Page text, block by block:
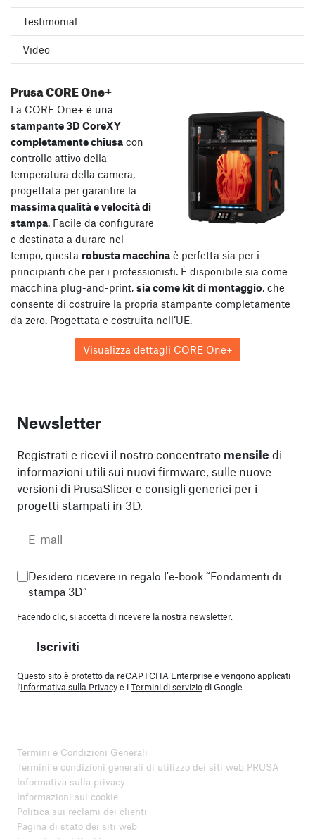
Testimonial
Video
Prusa CORE One+
La CORE One+ è una
stampante 3D CoreXY
completamente chiusa con
controllo attivo della
temperatura della camera,
progettata per garantire la
massima qualità e velocità di
stampa. Facile da configurare
e destinata a durare nel
tempo, questa robusta macchina è perfetta sia per i
principianti che per i professionisti. È disponibile sia come
macchina plug-and-print, sia come kit di montaggio, che
consente di costruire la propria stampante completamente
da zero. Progettata e costruita nell’UE.
Visualizza dettagli CORE One+
Newsletter
Registrati e ricevi il nostro concentrato mensile di
informazioni utili sui nuovi firmware, sulle nuove
versioni di PrusaSlicer e consigli generici per i
progetti stampati in 3D.
Desidero ricevere in regalo l'e-book “Fondamenti di
stampa 3D”
Facendo clic, si accetta di ricevere la nostra newsletter.
Iscriviti
Questo sito è protetto da reCAPTCHA Enterprise e vengono applicati
l'Informativa sulla Privacye iTermini di serviziodi Google.
Termini e Condizioni Generali
Termini e condizioni generali di utilizzo dei siti web PRUSA
Informativa sulla privacy
Informazioni sui cookie
Politica sui reclami dei clienti
Pagina di stato dei siti web